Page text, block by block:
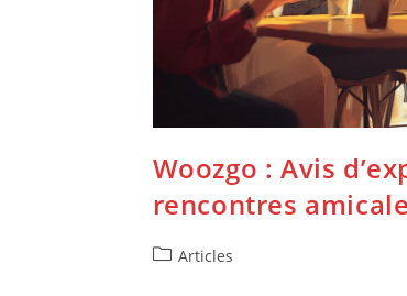
Woozgo : Avis
rencontres
PostArticles